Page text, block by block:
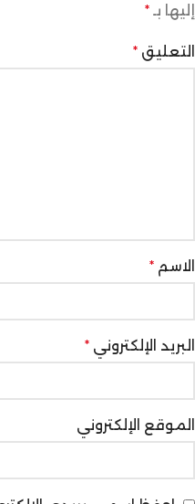
إليها بـ *
التعليق *
الاسم *
البريد الإلكتروني *
الموقع الإلكتروني